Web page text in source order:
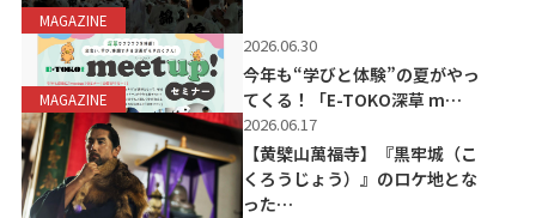
MAGAZINE
MAGAZINE
2026.06.30
今年も“学びと体験”の夏がやっ
てくる！「E-TOKO深草 m…
2026.06.17
【黄檗山萬福寺】『黒牢城（こ
くろうじょう）』のロケ地とな
った…